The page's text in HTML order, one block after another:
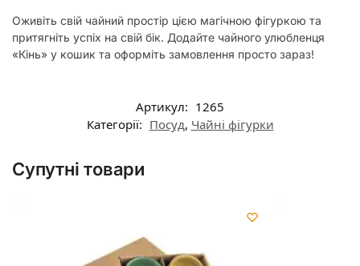
Оживіть свій чайний простір цією магічною фігуркою та
притягніть успіх на свій бік. Додайте чайного улюбленця
«Кінь» у кошик та оформіть замовлення просто зараз!
Артикул: 1265
Категорії: Посуд, Чайні фігурки
Супутні товари